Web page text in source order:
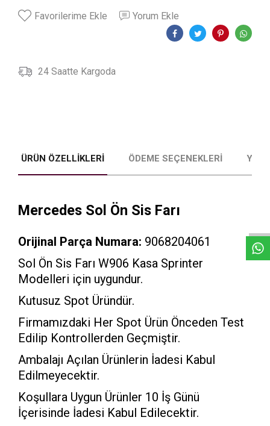
Favorilerime Ekle Yorum Ekle
24 Saatte Kargoda
ÜRÜN ÖZELLIKLERI ÖDEME SEÇENEKLERI
Mercedes Sol Ön Sis Farı
Orijinal Parça Numara: 9068204061
Sol Ön Sis Farı W906 Kasa Sprinter
Modelleri için uygundur.
Kutusuz Spot Üründür.
Firmamızdaki Her Spot Ürün Önceden Test
Edilip Kontrollerden Geçmiştir.
Ambalajı Açılan Ürünlerin İadesi Kabul
Edilmeyecektir.
Koşullara Uygun Ürünler 10 İş Günü
İçerisinde İadesi Kabul Edilecektir.